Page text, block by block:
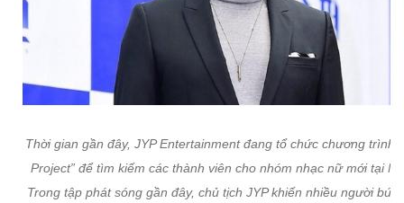
Thời gian gần đây, JYP Entertainment đang tổ chức chương trình
Project” để tìm kiếm các thành viên cho nhóm nhạc nữ mới tại
Trong tập phát sóng gần đây, chủ tịch JYP khiến nhiều người bức